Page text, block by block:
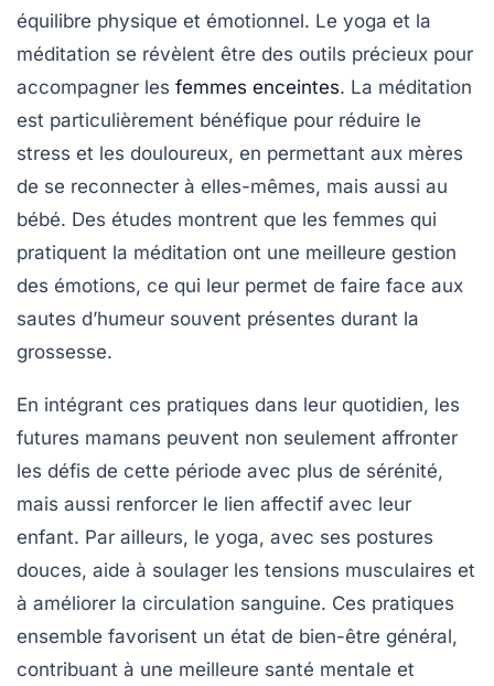
équilibre physique et émotionnel. Le yoga et la
méditation se révèlent être des outils précieux pour
accompagner les femmes enceintes. La méditation
est particulièrement bénéfique pour réduire le
stress et les douloureux, en permettant aux mères
de se reconnecter à elles-mêmes, mais aussi au
bébé. Des études montrent que les femmes qui
pratiquent la méditation ont une meilleure gestion
des émotions, ce qui leur permet de faire face aux
sautes d’humeur souvent présentes durant la
grossesse.
En intégrant ces pratiques dans leur quotidien, les
futures mamans peuvent non seulement affronter
les défis de cette période avec plus de sérénité,
mais aussi renforcer le lien affectif avec leur
enfant. Par ailleurs, le yoga, avec ses postures
douces, aide à soulager les tensions musculaires et
à améliorer la circulation sanguine. Ces pratiques
ensemble favorisent un état de bien-être général,
contribuant à une meilleure santé mentale et